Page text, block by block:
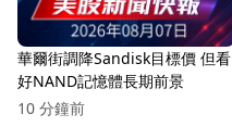
華爾街調降Sandisk目標價 但看
好NAND記憶體長期前景
10 分鐘前